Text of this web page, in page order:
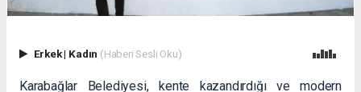
Erkek| Kadın (Haberi Sesli Oku)
Karabağlar Belediyesi, kente kazandırdığı ve modern